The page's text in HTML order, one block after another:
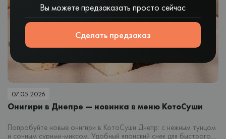
07.05.2026
Онигири в Днепре — новинка в меню КотоСуши
Попробуйте новые онигири в КотоСуши Днепр: с нежным тунцом
и сочным сурими-миксом. Удобный японский снек для быстрого
Вы можете предзаказать просто сейчас
Сделать предзаказ